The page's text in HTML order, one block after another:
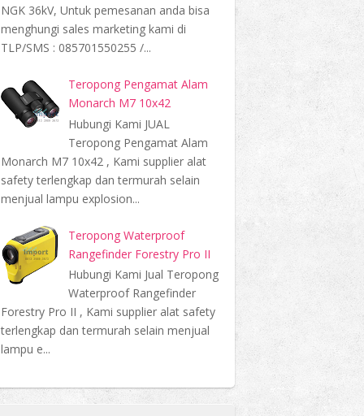
NGK 36kV, Untuk pemesanan anda bisa
menghungi sales marketing kami di
TLP/SMS : 085701550255 /...
Teropong Pengamat Alam
Monarch M7 10x42
Hubungi Kami JUAL
Teropong Pengamat Alam
Monarch M7 10x42 , Kami supplier alat
safety terlengkap dan termurah selain
menjual lampu explosion...
Teropong Waterproof
Rangefinder Forestry Pro II
Hubungi Kami Jual Teropong
Waterproof Rangefinder
Forestry Pro II , Kami supplier alat safety
terlengkap dan termurah selain menjual
lampu e...